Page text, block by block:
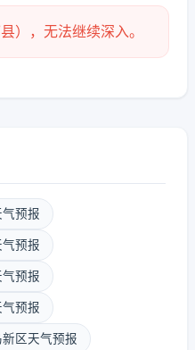
），无法继续深入。
预报
预报
预报
预报
区天气预报